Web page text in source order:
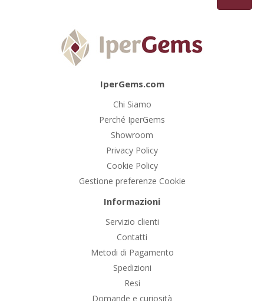
IperGems.com
Chi Siamo
Perché IperGems
Showroom
Privacy Policy
Cookie Policy
Gestione preferenze Cookie
Informazioni
Servizio clienti
Contatti
Metodi di Pagamento
Spedizioni
Resi
Domande e curiosità